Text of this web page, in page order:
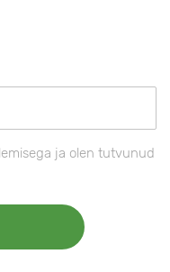
ja olen tutvunud